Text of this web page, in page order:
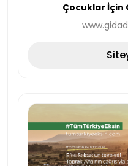
Çocuklar İçin